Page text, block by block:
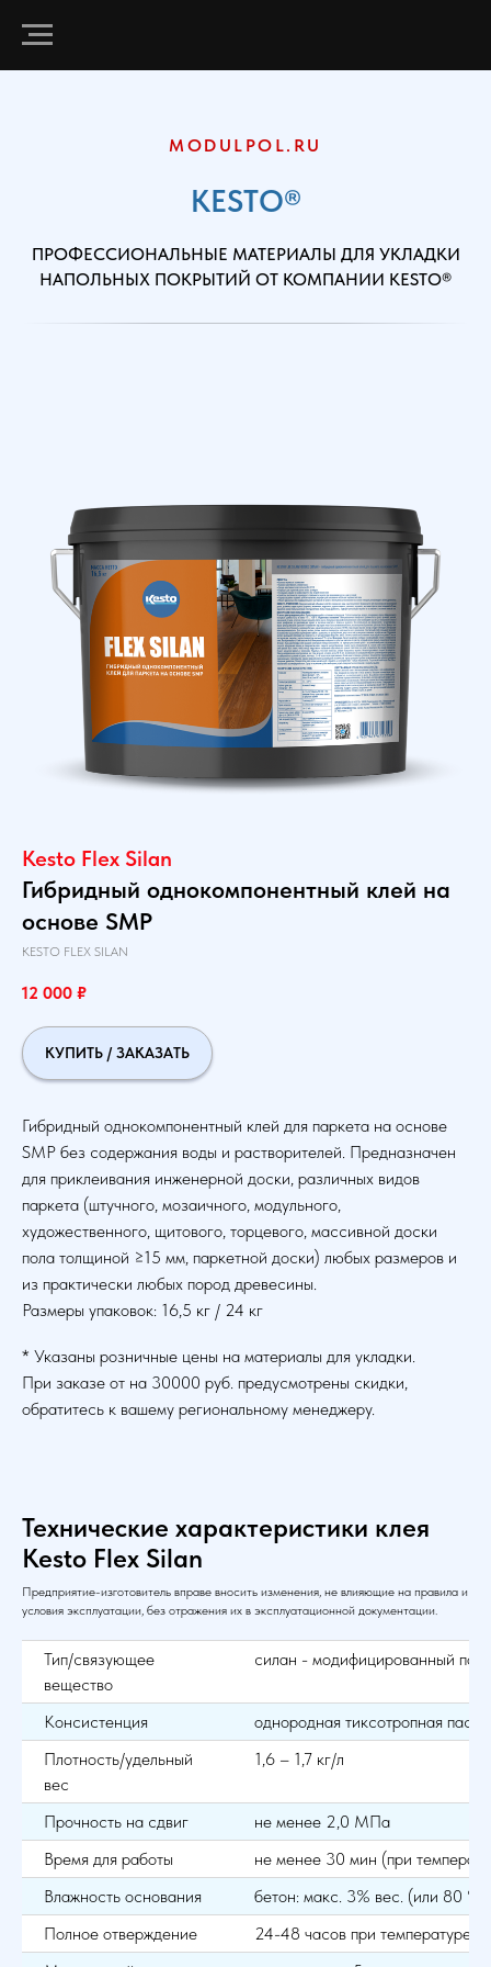
MODULPOL.RU
KESTO®
ПРОФЕССИОНАЛЬНЫЕ МАТЕРИАЛЫ ДЛЯ УКЛАДКИ
НАПОЛЬНЫХ ПОКРЫТИЙ ОТ КОМПАНИИ KESTO®
Kesto Flex Silan
Гибридный однокомпонентный клей на
основе SMP
KESTO FLEX SILAN
12 000 ₽
КУПИТЬ / ЗАКАЗАТЬ
Гибридный однокомпонентный клей для паркета на основе
SMP без содержания воды и растворителей. Предназначен
для приклеивания инженерной доски, различных видов
паркета (штучного, мозаичного, модульного,
художественного, щитового, торцевого, массивной доски
пола толщиной ≥15 мм, паркетной доски) любых размеров и
из практически любых пород древесины.
Размеры упаковок: 16,5 кг / 24 кг
* Указаны розничные цены на материалы для укладки.
При заказе от на 30000 руб. предусмотрены скидки,
обратитесь к вашему региональному менеджеру.
Технические характеристики клея
Kesto Flex Silan
Предприятие-изготовитель вправе вносить изменения, не влияющие на правила и
условия эксплуатации, без отражения их в эксплуатационной документации.
Тип/связующее
вещество
силан - модифицированный
Консистенция
однородная тиксотропная
Плотность/удельный
вес
1,6 – 1,7 кг/л
Прочность на сдвиг
не менее 2,0 МПа
Время для работы
не менее 30 мин (при
Влажность основания
бетон: макс. 3% вес. (или 80 %
Полное отверждение
24-48 часов при температуре